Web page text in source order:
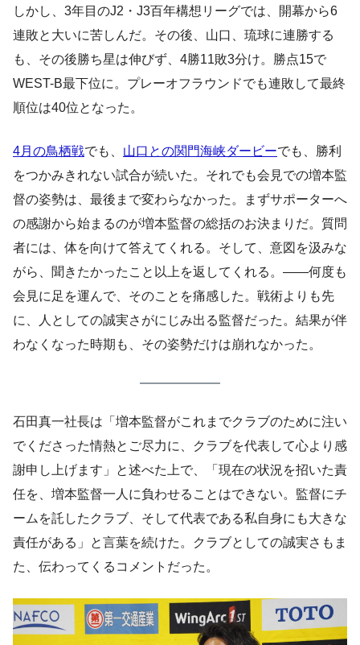
しかし、3年目のJ2・J3百年構想リーグでは、開幕から6
連敗と大いに苦しんだ。その後、山口、琉球に連勝する
も、その後勝ち星は伸びず、4勝11敗3分け。勝点15で
WEST-B最下位に。プレーオフラウンドでも連敗して最終
順位は40位となった。
4月の鳥栖戦でも、 山口との関門海峡ダービーでも、勝利
をつかみきれない試合が続いた。それでも会見での増本監
督の姿勢は、最後まで変わらなかった。まずサポーターへ
の感謝から始まるのが増本監督の総括のお決まりだ。質問
者には、体を向けて答えてくれる。そして、意図を汲みな
がら、聞きたかったこと以上を返してくれる。——何度も
会見に足を運んで、そのことを痛感した。戦術よりも先
に、人としての誠実さがにじみ出る監督だった。結果が伴
わなくなった時期も、その姿勢だけは崩れなかった。
石田真一社長は「増本監督がこれまでクラブのために注い
でくださった情熱とご尽力に、クラブを代表して心より感
謝申し上げます」と述べた上で、「現在の状況を招いた責
任を、増本監督一人に負わせることはできない。監督にチ
ームを託したクラブ、そして代表である私自身にも大きな
責任がある」と言葉を続けた。クラブとしての誠実さもま
た、伝わってくるコメントだった。